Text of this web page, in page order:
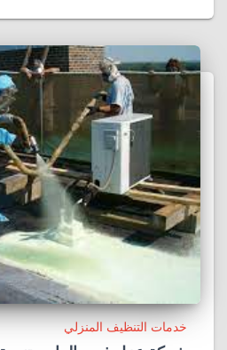
خدمات التنظيف المنزلي